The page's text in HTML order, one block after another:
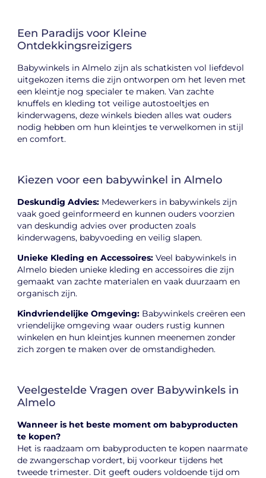
Een Paradijs voor Kleine
Ontdekkingsreizigers
Babywinkels in Almelo zijn als schatkisten vol liefdevol
uitgekozen items die zijn ontworpen om het leven met
een kleintje nog specialer te maken. Van zachte
knuffels en kleding tot veilige autostoeltjes en
kinderwagens, deze winkels bieden alles wat ouders
nodig hebben om hun kleintjes te verwelkomen in stijl
en comfort.
Kiezen voor een babywinkel in Almelo
Deskundig Advies: Medewerkers in babywinkels zijn
vaak goed geïnformeerd en kunnen ouders voorzien
van deskundig advies over producten zoals
kinderwagens, babyvoeding en veilig slapen.
Unieke Kleding en Accessoires: Veel babywinkels in
Almelo bieden unieke kleding en accessoires die zijn
gemaakt van zachte materialen en vaak duurzaam en
organisch zijn.
Kindvriendelijke Omgeving: Babywinkels creëren een
vriendelijke omgeving waar ouders rustig kunnen
winkelen en hun kleintjes kunnen meenemen zonder
zich zorgen te maken over de omstandigheden.
Veelgestelde Vragen over Babywinkels in
Almelo
Wanneer is het beste moment om babyproducten
te kopen?
Het is raadzaam om babyproducten te kopen naarmate
de zwangerschap vordert, bij voorkeur tijdens het
tweede trimester. Dit geeft ouders voldoende tijd om